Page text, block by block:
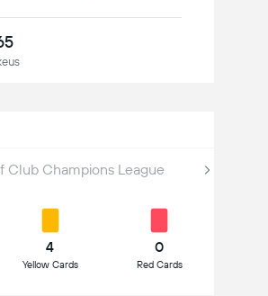
Club Champions League
4
Yellow Cards
0
Red Cards